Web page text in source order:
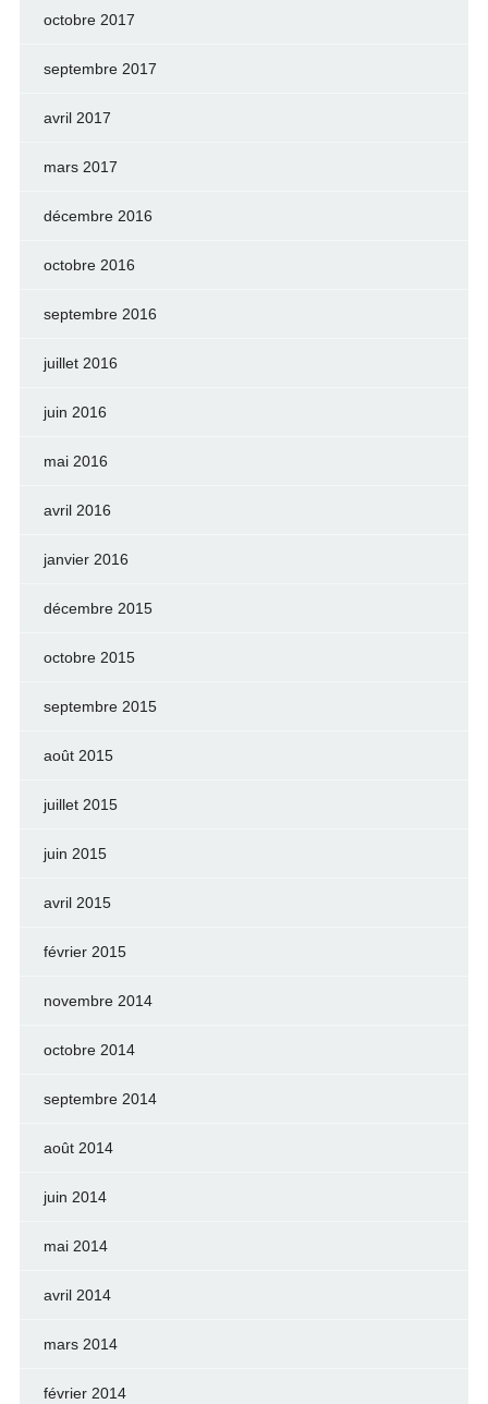
octobre 2017
septembre 2017
avril 2017
mars 2017
décembre 2016
octobre 2016
septembre 2016
juillet 2016
juin 2016
mai 2016
avril 2016
janvier 2016
décembre 2015
octobre 2015
septembre 2015
août 2015
juillet 2015
juin 2015
avril 2015
février 2015
novembre 2014
octobre 2014
septembre 2014
août 2014
juin 2014
mai 2014
avril 2014
mars 2014
février 2014